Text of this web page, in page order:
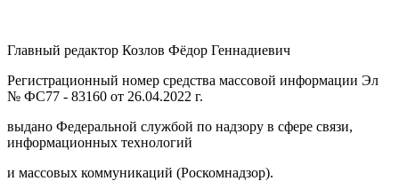
Главный редактор Козлов Фёдор Геннадиевич
Регистрационный номер средства массовой информации Эл
№ ФС77 - 83160 от 26.04.2022 г.
выдано Федеральной службой по надзору в сфере связи,
информационных технологий
и массовых коммуникаций (Роскомнадзор).